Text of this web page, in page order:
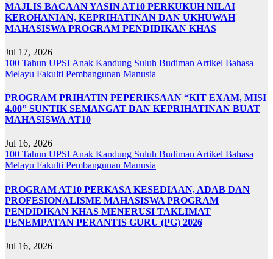
MAJLIS BACAAN YASIN AT10 PERKUKUH NILAI
KEROHANIAN, KEPRIHATINAN DAN UKHUWAH
MAHASISWA PROGRAM PENDIDIKAN KHAS
Jul 17, 2026
100 Tahun UPSI Anak Kandung Suluh Budiman Artikel Bahasa
Melayu Fakulti Pembangunan Manusia
PROGRAM PRIHATIN PEPERIKSAAN “KIT EXAM, MISI
4.00” SUNTIK SEMANGAT DAN KEPRIHATINAN BUAT
MAHASISWA AT10
Jul 16, 2026
100 Tahun UPSI Anak Kandung Suluh Budiman Artikel Bahasa
Melayu Fakulti Pembangunan Manusia
PROGRAM AT10 PERKASA KESEDIAAN, ADAB DAN
PROFESIONALISME MAHASISWA PROGRAM
PENDIDIKAN KHAS MENERUSI TAKLIMAT
PENEMPATAN PERANTIS GURU (PG) 2026
Jul 16, 2026